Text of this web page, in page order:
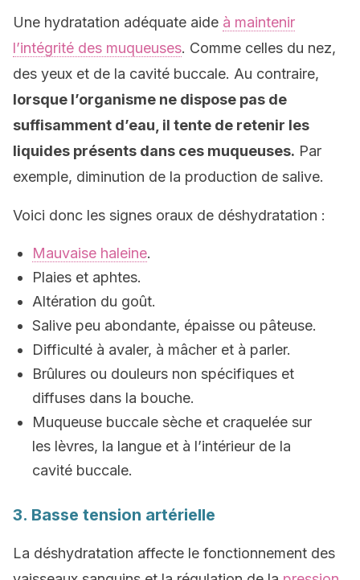
Une hydratation adéquate aide à maintenir
l’intégrité des muqueuses. Comme celles du nez,
des yeux et de la cavité buccale. Au contraire,
lorsque l’organisme ne dispose pas de
suffisamment d’eau, il tente de retenir les
liquides présents dans ces muqueuses. Par
exemple, diminution de la production de salive.
Voici donc les signes oraux de déshydratation :
Mauvaise haleine.
Plaies et aphtes.
Altération du goût.
Salive peu abondante, épaisse ou pâteuse.
Difficulté à avaler, à mâcher et à parler.
Brûlures ou douleurs non spécifiques et
diffuses dans la bouche.
Muqueuse buccale sèche et craquelée sur
les lèvres, la langue et à l’intérieur de la
cavité buccale.
3. Basse tension artérielle
La déshydratation affecte le fonctionnement des